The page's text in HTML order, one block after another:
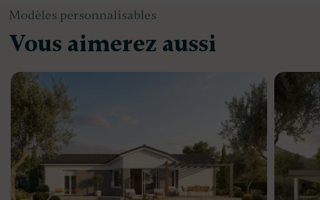
Modèles personnalisables
Vous aimerez aussi